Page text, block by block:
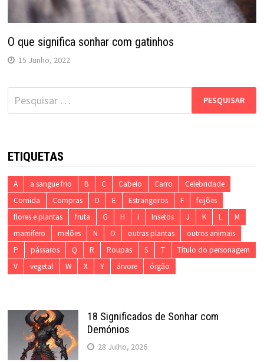
O que significa sonhar com gatinhos
15 Junho, 2022
Pesquisar
por:
ETIQUETAS
A a sangue frio B C Cabelo Carro
Celebridade
Comida
Compras D E Estrangeiros F
feijões
flores e plantas
fruta G H I Insetos J K L
M
mamífero
melões N O outras plantas
outros animais
P
pássaros Q R Roupas S T
Título do personagem
V
vegetal W X Y árvore órgão
18 Significados de Sonhar com
Demónios
28 Julho, 2026